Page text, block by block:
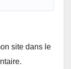
site dans le